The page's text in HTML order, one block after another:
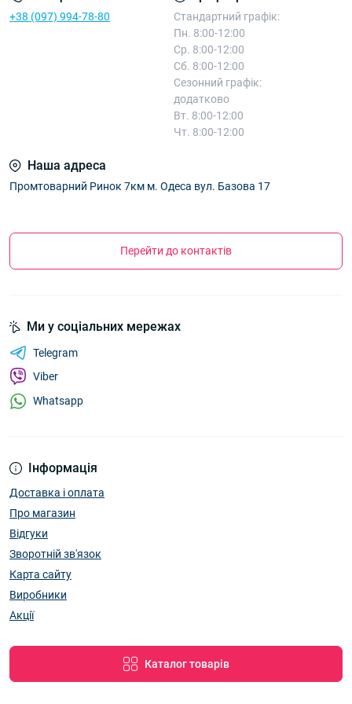
+38 (097) 994-78-80
Стандартний графік:
Пн. 8:00-12:00
Ср. 8:00-12:00
Сб. 8:00-12:00
Сезонний графік:
додатково
Вт. 8:00-12:00
Чт. 8:00-12:00
Наша адреса
Промтоварний Ринок 7км м. Одеса вул. Базова 17
Перейти до контактів
Інформація
Доставка і оплата
Про магазин
Відгуки
Зворотній зв'язок
Карта сайту
Виробники
Акції
Каталог товарів
Ми у соціальних мережах
Telegram
Viber
Whatsapp